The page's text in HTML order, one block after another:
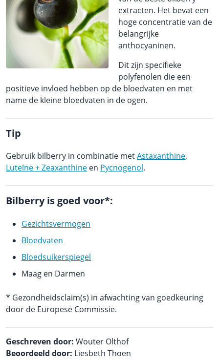
extracten. Het bevat een
hoge concentratie van de
belangrijke
anthocyaninen.
Dit zijn specifieke
polyfenolen die een
positieve invloed hebben op de bloedvaten en met
name de kleine bloedvaten in de ogen.
Tip
Gebruik bilberry in combinatie metAstaxanthine,
Luteïne + Zeaxanthine en Pycnogenol.
Bilberry is goed voor*:
Gezichtsvermogen
Bloedvaten
Bloedsuikerspiegel
Maag en Darmen
* Gezondheidsclaim(s) in afwachting van goedkeuring
door de Europese Commissie.
Geschreven door: Wouter Olthof
Beoordeeld door: Liesbeth Thoen